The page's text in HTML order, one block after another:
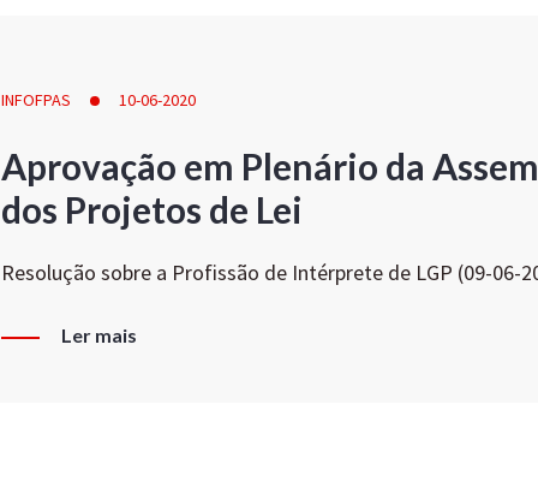
INFOFPAS 10-06-2020
Aprovação em Plenário da
dos Projetos de Lei
Resolução sobre a Profissão de Intérprete de LGP (09-06-
Ler mais